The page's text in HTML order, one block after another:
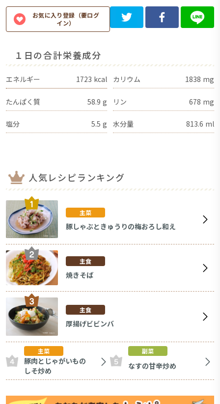
お気に入り登録（要ログ
イン）
１日の合計栄養成分
エネルギー 1723 kcal カリウム 1838 mg
たんぱく質 58.9 g リン 678 mg
塩分 5.5 g 水分量 813.6 ml
人気レシピランキング
主菜
豚しゃぶときゅうりの梅おろし和え
主食
焼きそば
主食
厚揚げビビンバ
主菜
豚肉とじゃがいもの
しそ炒め
副菜
なすの甘辛炒め